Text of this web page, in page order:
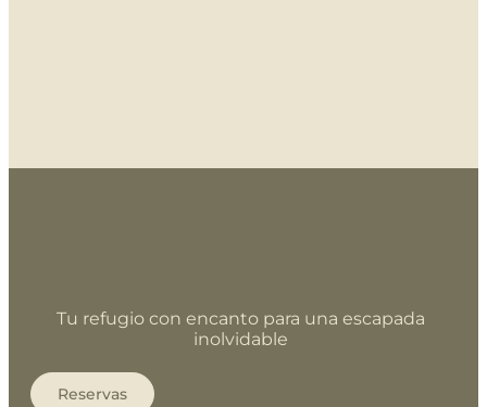
Tu refugio con encanto para una escapada
inolvidable
Reservas